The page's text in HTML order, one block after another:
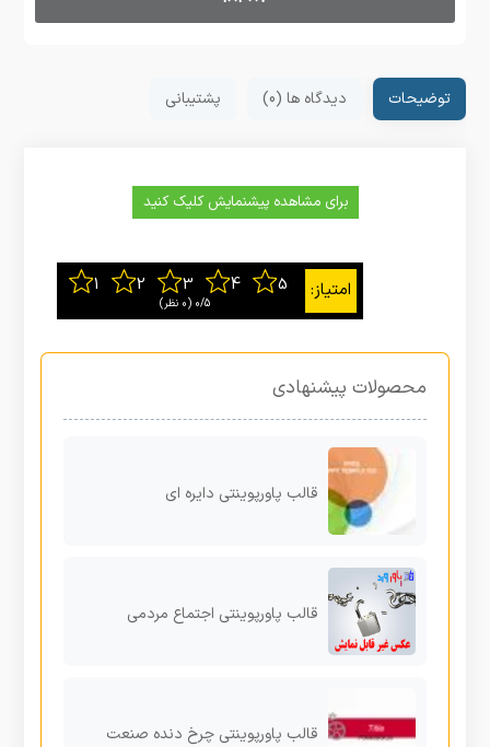
توضیحات دیدگاه ها (0) پشتیبانی
برای مشاهده پیشنمایش کلیک کنید
0/5 ‫(0 نظر)
محصولات پیشنهادی
قالب پاورپوینتی دایره ای
قالب پاورپوینتی اجتماع مردمی
قالب پاورپوینتی چرخ دنده صنعت